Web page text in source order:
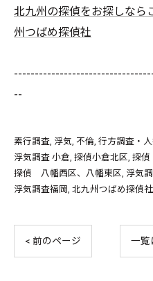
北九州の探偵をお探しなら
州つばめ探偵社
--
素行調査 浮気 不倫 行方調査・
浮気調査 小倉 探偵小倉北区 探
探偵 八幡西区、八幡東区 浮気
浮気調査福岡 北九州つばめ探偵社
< 前のページ 一覧